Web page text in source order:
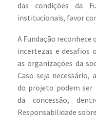
das condições da
institucionais, favor
A Fundação reconhece
incertezas e desafios
as organizações da
Caso seja necessário,
do projeto podem ser
da concessão,
Responsabilidade